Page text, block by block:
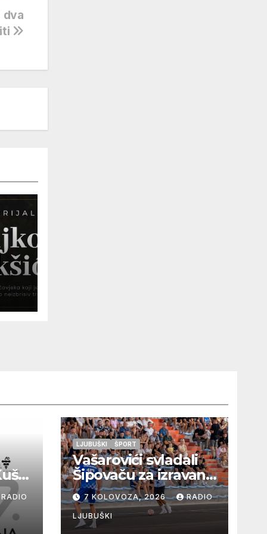
dva
i
RADIO
LJUBUŠKI ŠPORT
Vašarovići svladali
Šipovaču za izravan
plasman u
četvrtfinale, Grab
izborio prolazak
7 KOLOVOZA, 2026 RADIO
LJUBUŠKI